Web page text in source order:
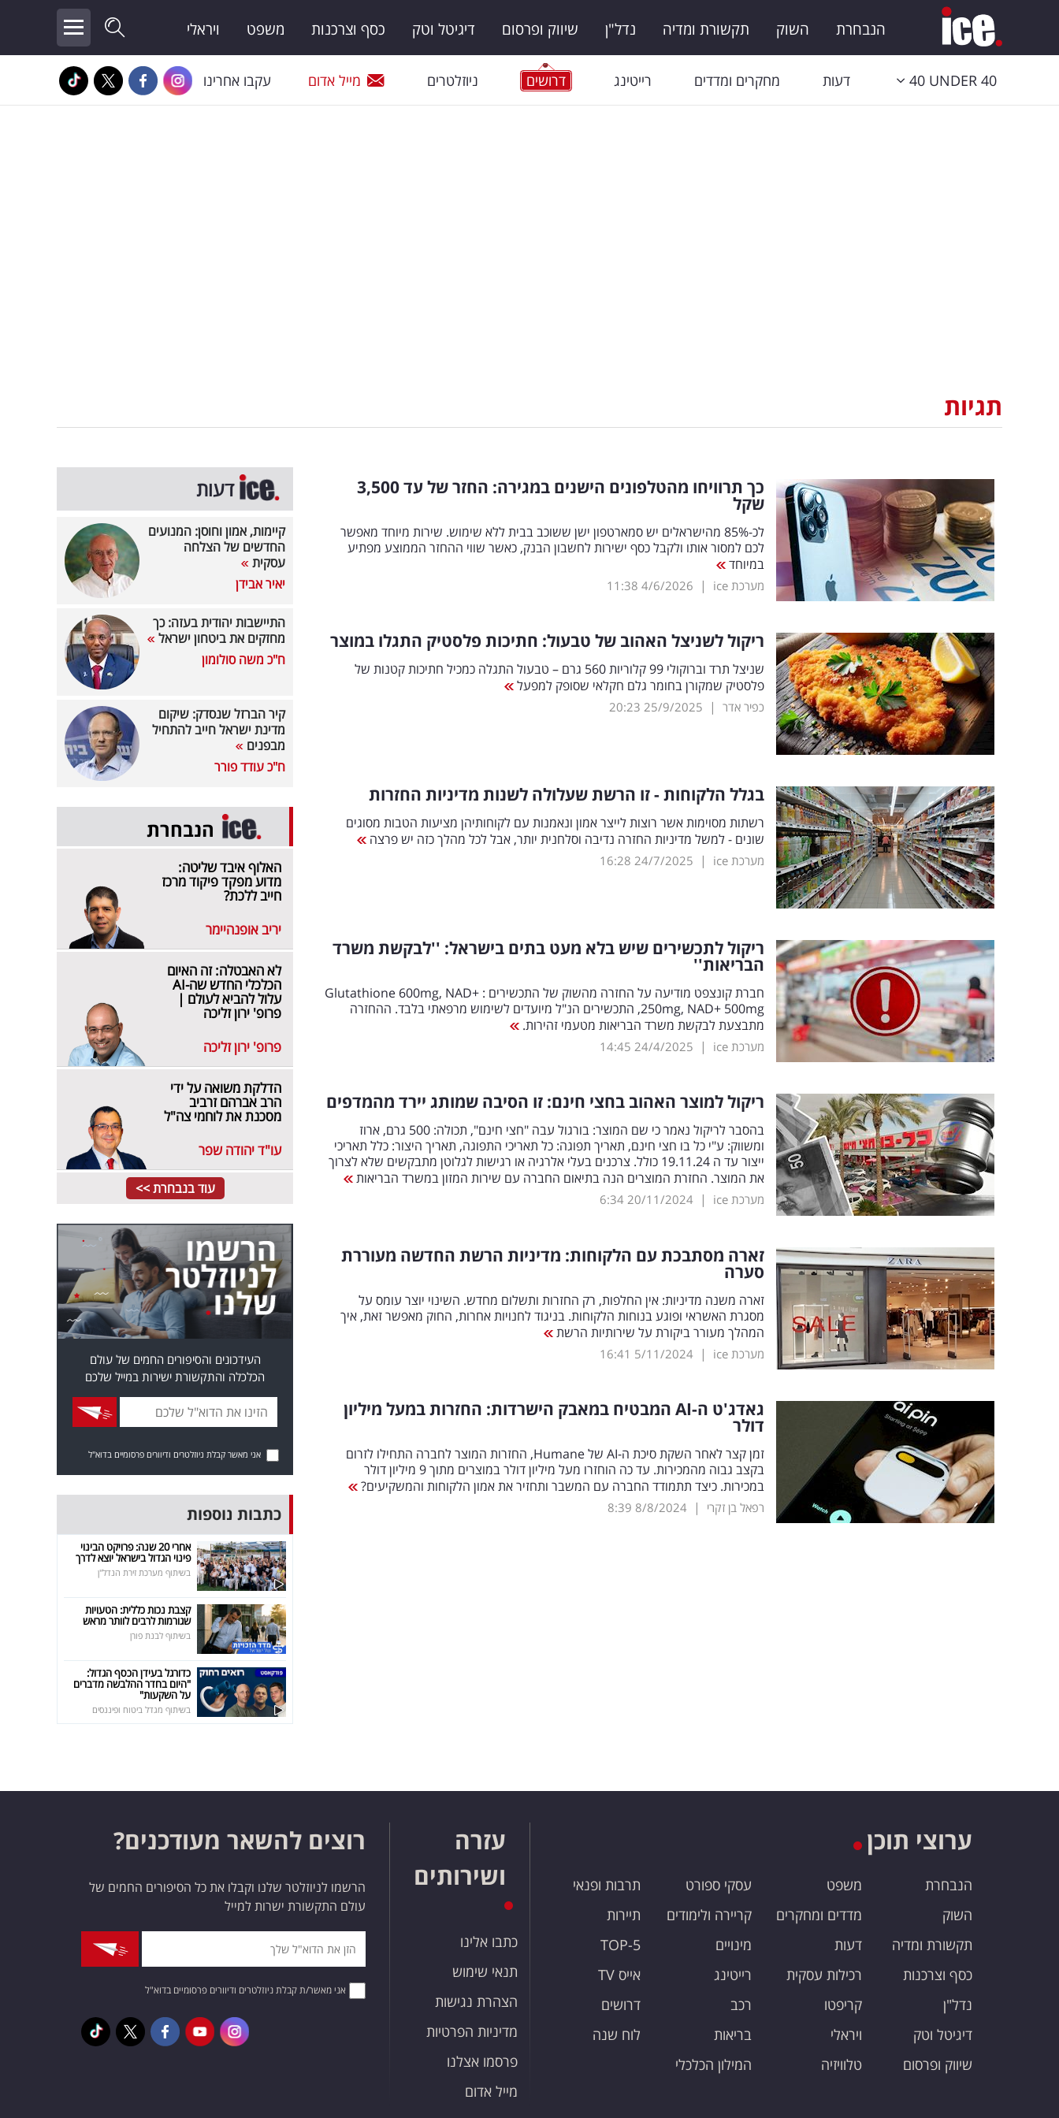
הנבחרת השוק תקשורת ומדיה נדל"ן שיווק ופרסום דיגיטל וטק כסף וצרכנות משפט ויראלי
40 UNDER 40 דעות מחקרים ומדדים רייטינג דרושים ניוזלטרים מייל אדום עקבו אחרינו
תגיות
כך תרוויחו מהטלפונים הישנים במגירה: החזר של עד 3,500
שקל
לכ-85% מהישראלים יש סמארטפון ישן ששוכב בבית ללא שימוש. שירות מיוחד מאפשר
לכם למסור אותו ולקבל כסף ישירות לחשבון הבנק, כאשר שווי ההחזר הממוצע מפתיע
במיוחד
מערכת ice |
4/6/2026
11:38
ריקול לשניצל האהוב של טבעול: חתיכות פלסטיק התגלו במוצר
שניצל תרד וברוקולי 99 קלוריות 560 גרם – טבעול התגלה כמכיל חתיכות קטנות של
פלסטיק שמקורן בחומר גלם חקלאי שסופק למפעל
כפיר אדר |
25/9/2025
20:23
בגלל הלקוחות - זו הרשת שעלולה לשנות מדיניות החזרות
רשתות מסוימות אשר רוצות לייצר אמון ונאמנות עם לקוחותיהן מציעות הטבות מסוגים
שונים - למשל מדיניות החזרה נדיבה וסלחנית יותר, אבל לכל מהלך כזה יש פרצה
מערכת ice |
24/7/2025
16:28
ריקול לתכשירים שיש בלא מעט בתים בישראל: ''לבקשת משרד
הבריאות''
חברת קונצפט מודיעה על החזרה מהשוק של התכשירים : Glutathione 600mg, NAD+
250mg, NAD+ 500mg, התכשירים הנ"ל מיועדים לשימוש מרפאתי בלבד. ההחזרה
מתבצעת לבקשת משרד הבריאות מטעמי זהירות.
מערכת ice |
24/4/2025
14:45
ריקול למוצר האהוב בחצי חינם: זו הסיבה שמותג יירד מהמדפים
בהסבר לריקול נאמר כי שם המוצר: בורגול עבה "חצי חינם", תכולה: 500 גרם, ארוז
ומשווק: ע"י כל בו חצי חינם, תאריך תפוגה: כל תאריכי התפוגה, תאריך היצור: כלל תאריכי
ייצור עד ה 19.11.24 כולל. צרכנים בעלי אלרגיה או רגישות לגלוטן מתבקשים שלא לצרוך
את המוצר. החזרת המוצרים הנה בתיאום החברה עם שירות המזון במשרד הבריאות
מערכת ice |
20/11/2024
6:34
זארה מסתבכת עם הלקוחות: מדיניות הרשת החדשה מעוררת
סערה
זארה משנה מדיניות: אין החלפות, רק החזרות ותשלום מחדש. השינוי יוצר עומס על
מסגרת האשראי ופוגע בנוחות הלקוחות. בניגוד לחנויות אחרות, החוק מאפשר זאת, איך
המהלך מעורר ביקורת על שירותיות הרשת
מערכת ice |
5/11/2024
16:41
גאדג'ט ה-AI המבטיח במאבק הישרדות: החזרות במעל מיליון
דולר
זמן קצר לאחר השקת סיכת ה-AI של Humane, החזרות המוצר לחברה התחילו לזרום
בקצב גבוה מהמכירות. עד כה הוחזרו מעל מיליון דולר במוצרים מתוך 9 מיליון דולר
במכירות. כיצד תתמודד החברה עם המשבר ותחזיר את אמון הלקוחות והמשקיעים?
רפאל בן זקרי |
8/8/2024
8:39
דעות
קיימות, אמון וחוסן: המנועים
החדשים של הצלחה
עסקית
יאיר אבידן
התיישבות יהודית בעזה: כך
מחזקים את ביטחון ישראל
ח"כ משה סולומון
קיר הברזל שנסדק: שיקום
מדינת ישראל חייב להתחיל
מבפנים
ח"כ עודד פורר
הנבחרת
האלוף איבד שליטה:
מדוע מפקד פיקוד מרכז
חייב ללכת?
יריב אופנהיימר
לא האבטלה: זה האיום
הכלכלי החדש שה-AI
עלול להביא לעולם |
פרופ' ירון זליכה
פרופ' ירון זליכה
הדלקת משואה על ידי
הרב אברהם זרביב
מסכנת את לוחמי צה"ל
עו"ד יהודה שפר
עוד בנבחרת >>
העידכונים והסיפורים החמים של עולם
הכלכלה והתקשורת ישירות במייל שלכם
אני מאשר קבלת ניוזלטרים ודיוורים פרסומיים בדוא"ל
כתבות נוספות
אחרי 20 שנה: פרויקט הבינוי
פינוי הגדול בישראל יוצא לדרך
בשיתוף מערכת זירת הנדל"ן
קצבת נכות כללית: הטעויות
שגורמות לרבים לוותר מראש
בשיתוף לבנת פורן
כדורגל בעידן הכסף הגדול:
"היום בחדר ההלבשה מדברים
על השקעות"
בשיתוף מגדל ביטוח ופיננסים
ערוצי תוכן
הנבחרת
השוק
תקשורת ומדיה
כסף וצרכנות
נדל"ן
דיגיטל וטק
שיווק ופרסום
משפט
מדדים ומחקרים
דעות
רכילות עסקית
קריפטו
ויראלי
טלוויזיה
עסקי ספורט
קריירה ולימודים
מינויים
רייטינג
רכב
בריאות
המילון הכלכלי
תרבות ופנאי
תיירות
TOP-5
אייס TV
דרושים
לוח שנה
עזרה
ושירותים
כתבו אלינו
תנאי שימוש
הצהרת נגישות
מדיניות הפרטיות
פרסמו אצלנו
מייל אדום
רוצים להשאר מעודכנים?
הרשמו לניוזלטר שלנו וקבלו את כל הסיפורים החמים של
עולם התקשורת ישרות למייל
אני מאשר/ת קבלת ניוזלטרים ודיוורים פרסומיים בדוא"ל